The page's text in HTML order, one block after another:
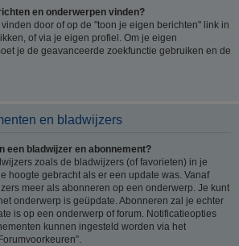
en onderwerpen vinden?
door of op de "toon je eigen berichten" link in
of via je eigen profiel. Om je eigen
je de geavanceerde zoekfunctie gebruiken en de
en bladwijzers
een bladwijzer en abonnement?
zoals de bladwijzers (of favorieten) in je
hoogte gebracht als er een update was. Vanaf
meer als abonneren op een onderwerp. Je kunt
onderwerp is geüpdate. Abonneren zal je echter
is op een onderwerp of forum. Notificatieopties
kunnen ingesteld worden via het